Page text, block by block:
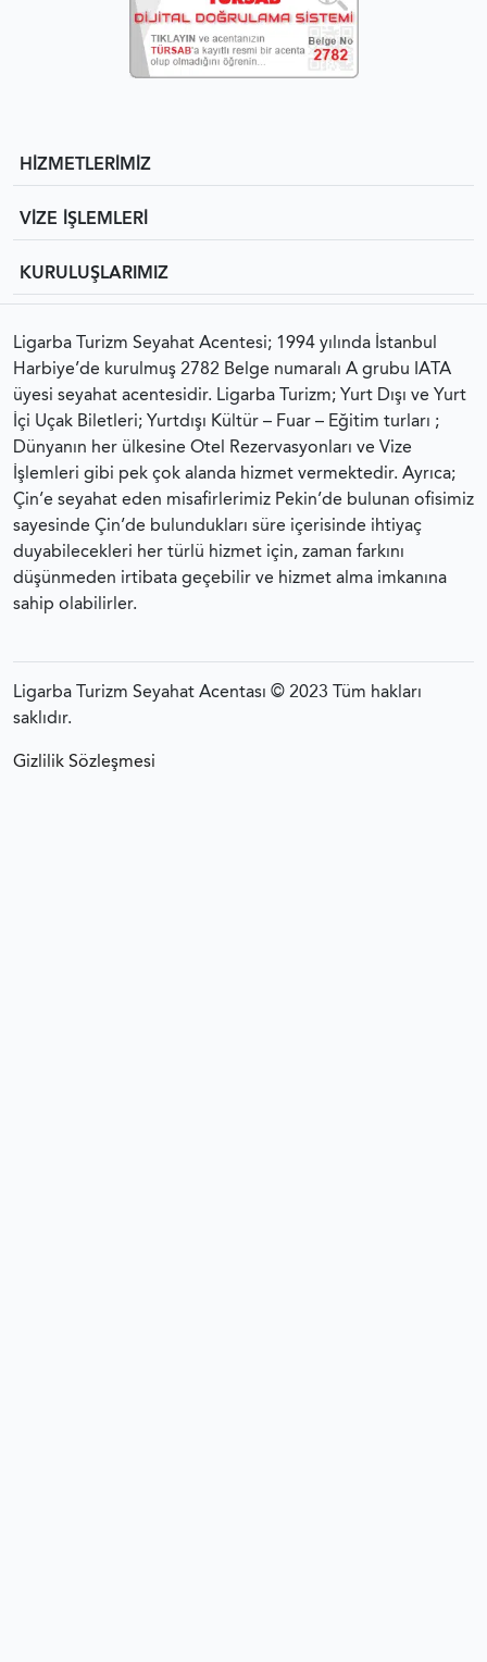
HİZMETLERİMİZ
VİZE İŞLEMLERİ
KURULUŞLARIMIZ
Ligarba Turizm Seyahat Acentesi; 1994 yılında İstanbul
Harbiye’de kurulmuş 2782 Belge numaralı A grubu IATA
üyesi seyahat acentesidir. Ligarba Turizm; Yurt Dışı ve Yurt
İçi Uçak Biletleri; Yurtdışı Kültür – Fuar – Eğitim turları ;
Dünyanın her ülkesine Otel Rezervasyonları ve Vize
İşlemleri gibi pek çok alanda hizmet vermektedir. Ayrıca;
Çin’e seyahat eden misafirlerimiz Pekin’de bulunan ofisimiz
sayesinde Çin’de bulundukları süre içerisinde ihtiyaç
duyabilecekleri her türlü hizmet için, zaman farkını
düşünmeden irtibata geçebilir ve hizmet alma imkanına
sahip olabilirler.
Ligarba Turizm Seyahat Acentası © 2023 Tüm hakları
saklıdır.
Gizlilik Sözleşmesi